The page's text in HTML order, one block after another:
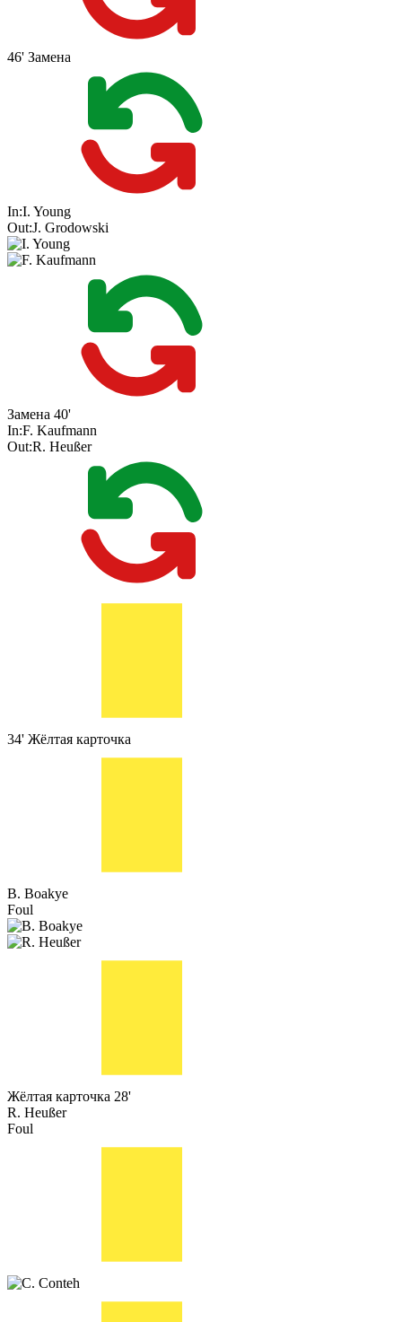
46' Замена
In:I. Young
Out:J. Grodowski
Замена 40'
In:F. Kaufmann
Out:R. Heußer
34' Жёлтая карточка
B. Boakye
Foul
Жёлтая карточка 28'
R. Heußer
Foul